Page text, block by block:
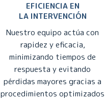
EFICIENCIA EN
LA INTERVENCIÓN
Nuestro equipo actúa con
rapidez y eficacia,
minimizando tiempos de
respuesta y evitando
pérdidas mayores gracias a
procedimientos optimizados